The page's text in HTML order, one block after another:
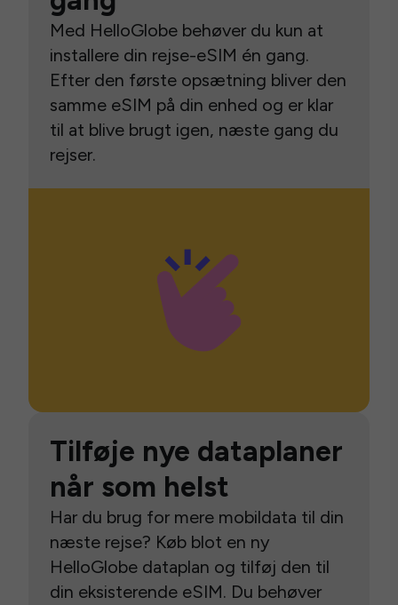
Med HelloGlobe behøver du kun at
installere din rejse-eSIM én gang.
Efter den første opsætning bliver den
samme eSIM på din enhed og er klar
til at blive brugt igen, næste gang du
rejser.
Tilføje nye dataplaner
når som helst
Har du brug for mere mobildata til din
næste rejse? Køb blot en ny
HelloGlobe dataplan og tilføj den til
din eksisterende eSIM. Du behøver